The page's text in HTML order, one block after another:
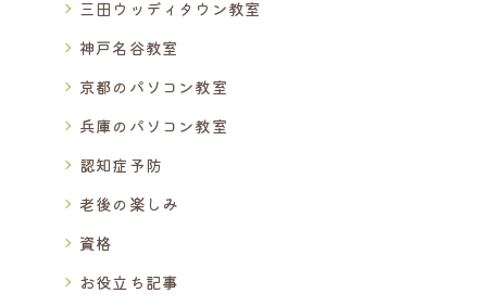
三田ウッディタウン教室
神戸名谷教室
京都のパソコン教室
兵庫のパソコン教室
認知症予防
老後の楽しみ
資格
お役立ち記事